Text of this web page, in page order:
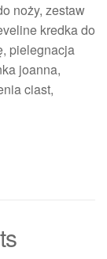
noży, zestaw
kredka do
pielegnacja
joanna,
ciast,